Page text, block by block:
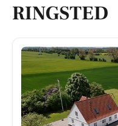
RINGSTED